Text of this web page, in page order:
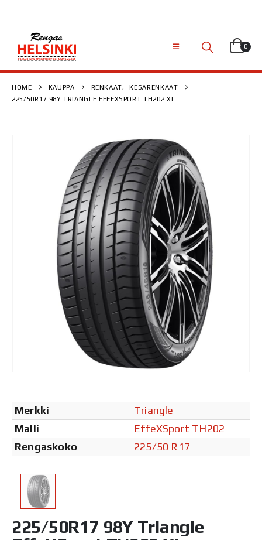
0
HOME KAUPPA RENKAAT,
KESÄRENKAAT
225/50R17 98Y TRIANGLE EFFEXSPORT TH202 XL
Merkki
Triangle
Malli
EffeXSport TH202
Rengaskoko
225/50 R17
225/50R17 98Y Triangle